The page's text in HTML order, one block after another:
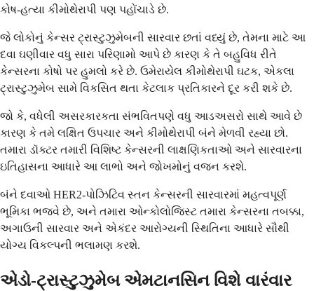
કોષ-હત્યા કીમોથેરાપી પણ પહોંચાડે છે.
જે લોકોનું કેન્સર ટ્રાસ્ટુઝુમેબની સારવાર છતાં વધ્યું છે, તેમના માટે આ
દવા ઘણીવાર વધુ સારા પરિણામો આપે છે કારણ કે તે બહુવિધ રીતે
કેન્સરના કોષો પર હુમલો કરે છે. ઉમેરાયેલ કીમોથેરાપી ઘટક, એકલા
ટ્રાસ્ટુઝુમેબ સામે વિકસિત થતા કેટલાક પ્રતિકારને દૂર કરી શકે છે.
જો કે, વધેલી અસરકારકતા સંભવિતપણે વધુ આડઅસરો સાથે આવે છે
કારણ કે તમે લક્ષિત ઉપચાર અને કીમોથેરાપી બંને મેળવી રહ્યા છો.
તમારા ડૉક્ટર તમારી વિશિષ્ટ કેન્સરની લાક્ષણિકતાઓ અને સારવારના
ઇતિહાસના આધારે આ લાભો અને જોખમોનું વજન કરશે.
બંને દવાઓ HER2-પોઝિટિવ સ્તન કેન્સરની સારવારમાં મહત્વપૂર્ણ
ભૂમિકા ભજવે છે, અને તમારા ઓન્કોલોજિસ્ટ તમારા કેન્સરના તબક્કા,
અગાઉની સારવાર અને એકંદર આરોગ્યની સ્થિતિના આધારે સૌથી
યોગ્ય વિકલ્પની ભલામણ કરશે.
એડો-ટ્રાસ્ટુઝુમેબ એમટાનસિન વિશે વારંવાર